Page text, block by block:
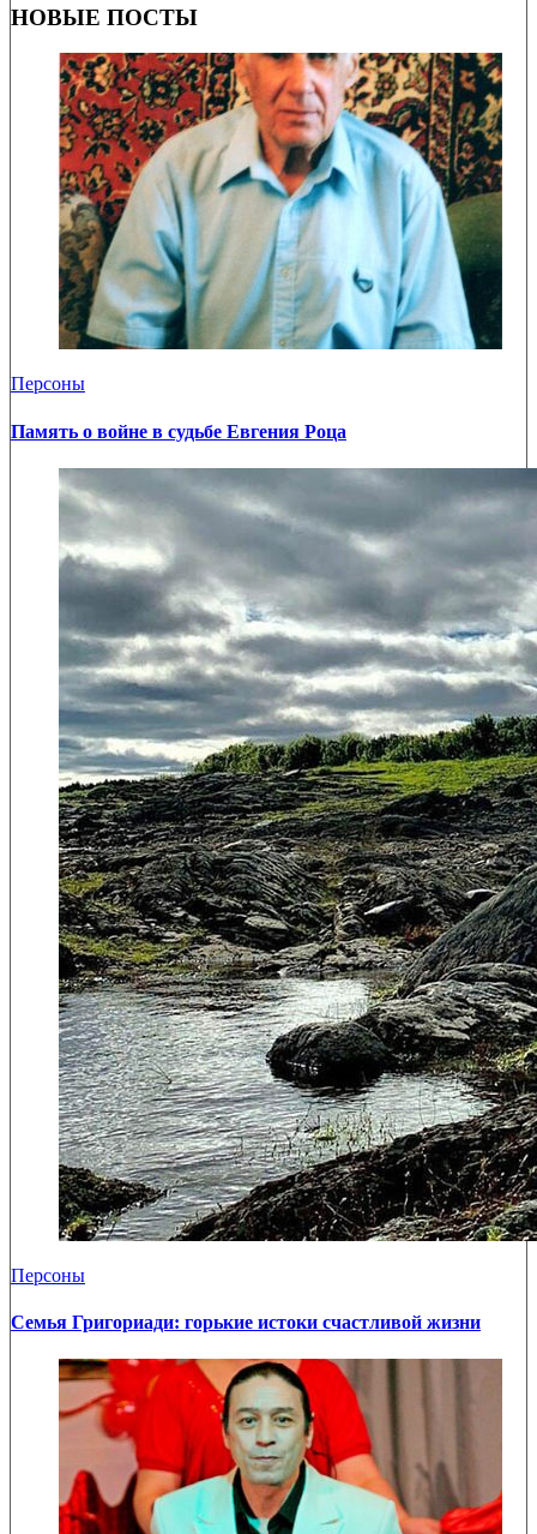
НОВЫЕ ПОСТЫ
Персоны
Память о войне в судьбе Евгения Роца
Персоны
Семья Григориади: горькие истоки счастливой жизни